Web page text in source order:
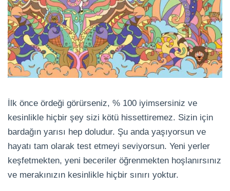
İlk önce ördeği görürseniz, % 100 iyimsersiniz ve
kesinlikle hiçbir şey sizi kötü hissettiremez. Sizin için
bardağın yarısı hep doludur. Şu anda yaşıyorsun ve
hayatı tam olarak test etmeyi seviyorsun. Yeni yerler
keşfetmekten, yeni beceriler öğrenmekten hoşlanırsınız
ve merakınızın kesinlikle hiçbir sınırı yoktur.